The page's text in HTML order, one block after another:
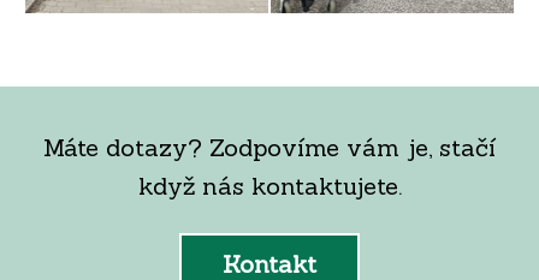
Máte dotazy? Zodpovíme vám je, stačí
když nás kontaktujete.
Kontakt